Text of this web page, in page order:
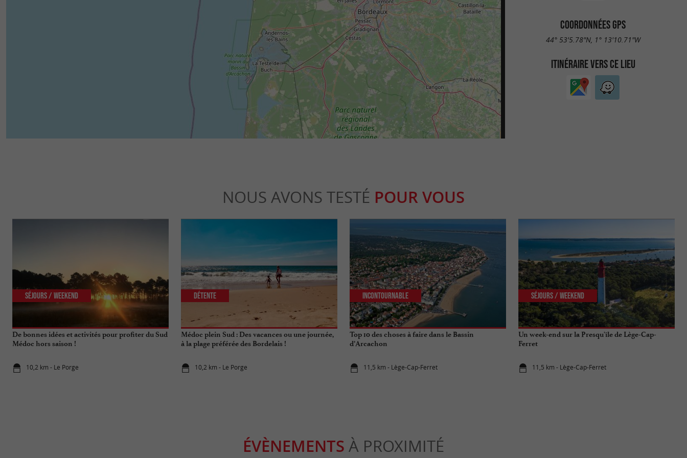
COORDONNÉES GPS
44° 53'5.78"N, 1° 13'10.71"W
ITINÉRAIRE VERS CE LIEU
NOUS AVONS TESTÉ POUR VOUS
De bonnes idées et activités pour profiter du Sud
Médoc hors saison !
10,2 km - Le Porge
Séjours / Weekend
Médoc plein Sud : Des vacances ou une journée,
à la plage préférée des Bordelais !
10,2 km - Le Porge
Détente
Top 10 des choses à faire dans le Bassin
d’Arcachon
11,5 km - Lège-Cap-Ferret
Incontournable
Un week-end sur la Presqu'île de Lège-Cap-
Ferret
11,5 km - Lège-Cap-Ferret
Séjours / Weekend
ÉVÈNEMENTS À PROXIMITÉ